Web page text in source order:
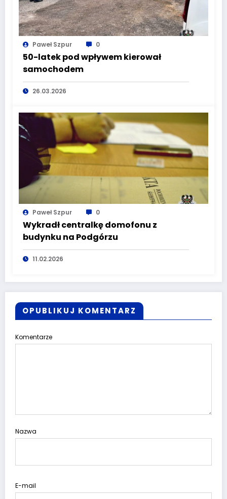
Paweł Szpur 0
50-latek pod wpływem kierował
samochodem
26.03.2026
Paweł Szpur 0
Wykradł centralkę domofonu z
budynku na Podgórzu
11.02.2026
OPUBLIKUJ KOMENTARZ
Komentarze
Nazwa
E-mail